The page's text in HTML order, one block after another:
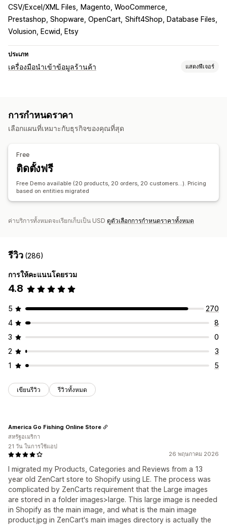
CSV/Excel/XML Files
Magento, WooCommerce
Prestashop, Shopware, OpenCart Shift4Shop, Database Files
Volusion, Ecwid, Etsy
ประเภท
เครื่องมือนำเข้าข้อมูลร้านค้า แสดงฟีเจอร์
การย้ายข้อมูลร้านค้า
การส่งออกจำนวนมาก
การนำเข้าตามกำหนดเวลา
ลูกค้า
ส่วนลด
การกำหนดราคา
เลือกแผนที่เหมาะกับธุรกิจของคุณที่สุด
Free
ติดตั้งฟรี
Free Demo available (20 products, 20 orders, 20 customers...). Pricing
based on entities migrated
ค่าบริการทั้งหมดจะเรียกเก็บเป็น USD ดูตัวเลือกการกำหนดราคาทั้งหมด
รีวิว (286)
การให้คะแนนโดยรวม
4.8
5
270
4
8
3
0
2
3
1
5
เขียนรีวิว รีวิวทั้งหมด
26 พฤษภาคม 2026
I migrated my Products, Categories and Reviews from a 13
year old ZenCart store to Shopify using LE. The process was
complicated by ZenCarts requirement that the Large images
are stored in a folder images>large. This large image is needed
in Shopify as the main image, and what is the main image
product.jpg in ZenCart's main images directory is actually the
America Go Fishing Online Store
สหรัฐอเมริกา
21 วัน ในการใช้แอป